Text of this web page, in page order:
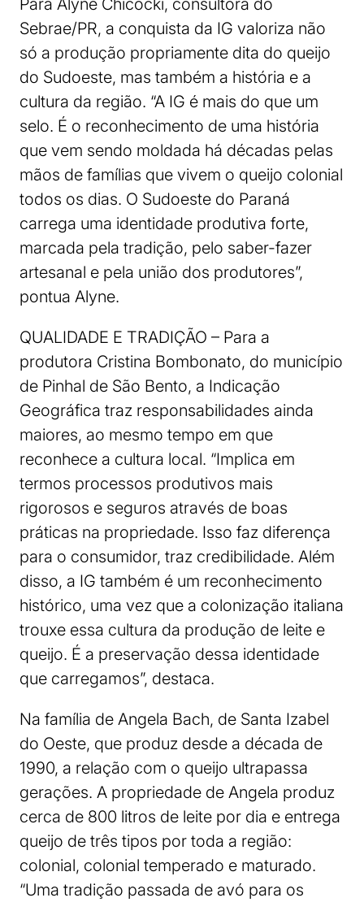
Sebrae/PR, a conquista da IG valoriza não
só a produção propriamente dita do queijo
do Sudoeste, mas também a história e a
cultura da região. “A IG é mais do que um
selo. É o reconhecimento de uma história
que vem sendo moldada há décadas pelas
mãos de famílias que vivem o queijo colonial
todos os dias. O Sudoeste do Paraná
carrega uma identidade produtiva forte,
marcada pela tradição, pelo saber-fazer
artesanal e pela união dos produtores”,
pontua Alyne.
QUALIDADE E TRADIÇÃO – Para a
produtora Cristina Bombonato, do município
de Pinhal de São Bento, a Indicação
Geográfica traz responsabilidades ainda
maiores, ao mesmo tempo em que
reconhece a cultura local. “Implica em
termos processos produtivos mais
rigorosos e seguros através de boas
práticas na propriedade. Isso faz diferença
para o consumidor, traz credibilidade. Além
disso, a IG também é um reconhecimento
histórico, uma vez que a colonização italiana
trouxe essa cultura da produção de leite e
queijo. É a preservação dessa identidade
que carregamos”, destaca.
Na família de Angela Bach, de Santa Izabel
do Oeste, que produz desde a década de
1990, a relação com o queijo ultrapassa
gerações. A propriedade de Angela produz
cerca de 800 litros de leite por dia e entrega
queijo de três tipos por toda a região:
colonial, colonial temperado e maturado.
“Uma tradição passada de avó para os